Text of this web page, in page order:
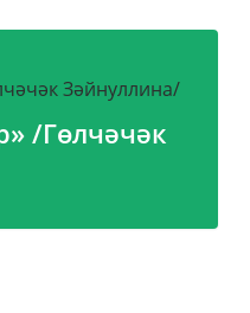
/Гөлчәчәк